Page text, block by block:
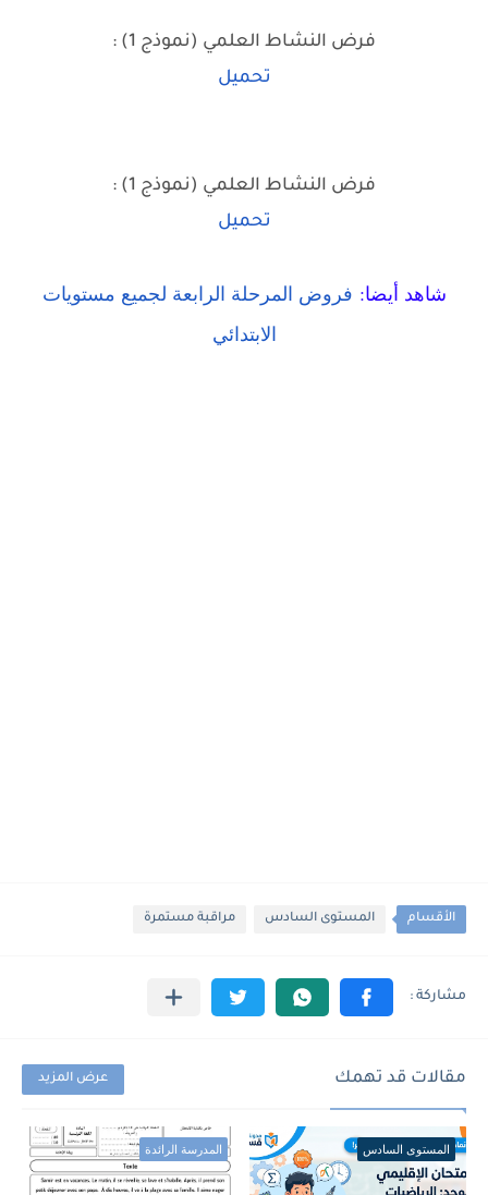
فرض النشاط العلمي (نموذج 1) :
تحميل
فرض النشاط العلمي (نموذج 1) :
تحميل
شاهد أيضا: فروض المرحلة الرابعة لجميع مستويات
الابتدائي
الأقسام المستوى السادس مراقبة مستمرة
مقالات قد تهمك عرض المزيد
المستوى السادس المدرسة الرائدة